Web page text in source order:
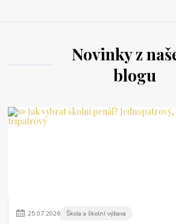
Novinky z
blogu
25.07.2026 Škola a školní výbava